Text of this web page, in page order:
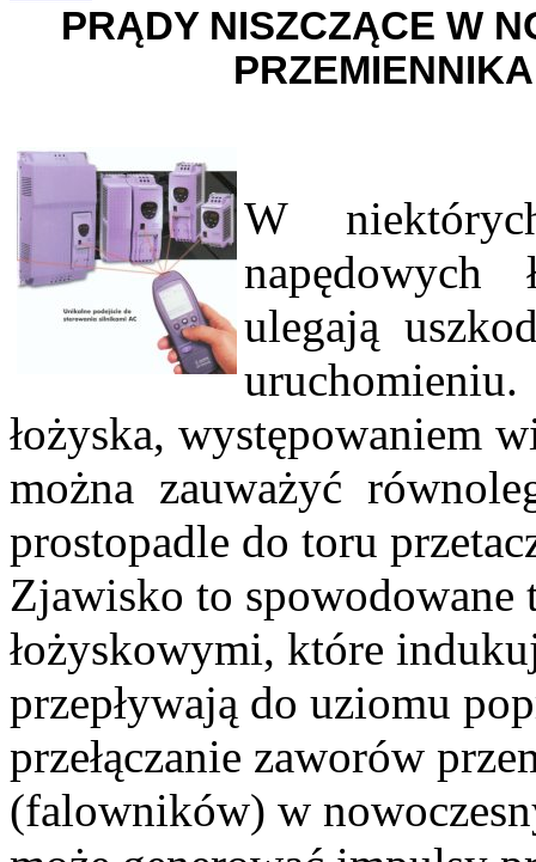
PRĄDY NISZCZĄCE W
W
napędowych
ulegają
łożyska, występowaniem
można zauważyć
prostopadle do toru
Zjawisko to spowodowane
łożyskowymi, które
przepływają do uziomu
przełączanie zaworów
(falowników) w